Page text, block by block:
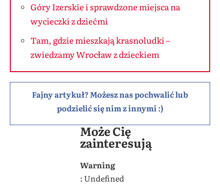
Góry Izerskie i sprawdzone miejsca na
wycieczki z dziećmi
Tam, gdzie mieszkają krasnoludki –
zwiedzamy Wrocław z dzieckiem
Fajny artykuł? Możesz nas pochwalić lub
podzielić się nim z innymi :)
Może Cię
zainteresują
Warning
: Undefined